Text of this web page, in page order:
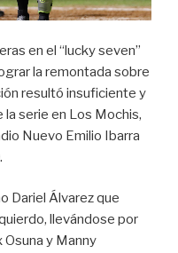
en el “lucky seven”
la remontada sobre
resultó insuficiente y
la serie en Los Mochis,
Nuevo Emilio Ibarra
Dariel Álvarez que
llevándose por
y Manny